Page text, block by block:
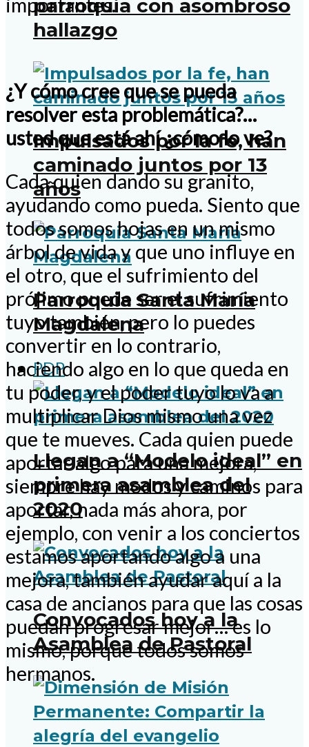
parroquia con asombroso
hallazgo
Impulsados por la fe, han
caminado juntos por 13
años
Parroquia Santa María
Magdalena
PDP
Llegan a “Modelo ideal” en
primera asamblea del
2020
Convocados hoy a la
Asamblea de Pastoral
importantes.
¿Y cómo cree que se pueda
resolver esta problemática?…
usted que está ahí ¿cómo lo ve?
Cada quien dando su granito,
ayudando como pueda. Siento que
todos somos hojas en un mismo
árbol de vida y que uno influye en
el otro, que el sufrimiento del
prójimo puede ser el sufrimiento
tuyo también, pero lo puedes
convertir en lo contrario,
haciendo algo en lo que queda en
tu poder, y el poder tuyo lo va a
multiplicar Dios mismo una vez
que te mueves. Cada quien puede
aportar algo para una mejora,
siempre hay modos y caminos para
aportar, nada más ahora, por
ejemplo, con venir a los conciertos
estamos aportando algo a una
mejora, también ayudar aquí a la
casa de ancianos para que las cosas
puedan progresar mejor… es lo
mismo, porque todos somos
hermanos.